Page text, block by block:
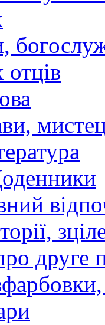
друге